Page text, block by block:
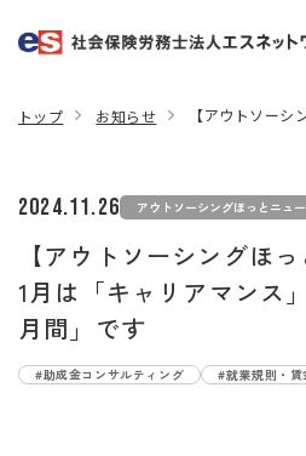
トップ お知らせ 【アウトソー
2024.11.26 アウトソーシングほっとニュ
【アウトソーシングほ
1月は「キャリアマンス
月間」です
#助成金コンサルティング #就業規則・